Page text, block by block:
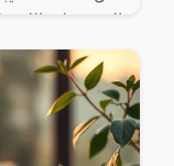
النبي صلى الله
ولكن يثير